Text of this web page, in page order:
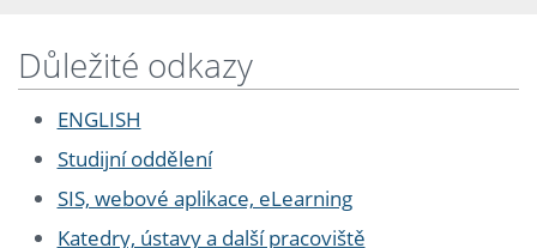
Důležité odkazy
ENGLISH
Studijní oddělení
SIS, webové aplikace, eLearning
Katedry, ústavy a další pracoviště